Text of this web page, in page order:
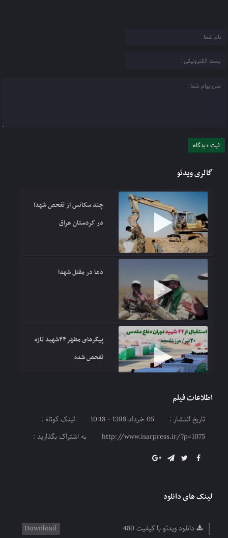
گالری ویدئو
چند سکانس از تفحص شهدا
در کردستان عراق
دعا در مقتل شهدا
پیکرهای مطهر ۴۴شهید تازه
تفحص شده
اطلاعات فیلم
تاریخ انتشار : 05 خرداد 1398 - 10:18
لینک کوتاه :
http://www.isarpress.ir/?p=1075
به اشتراک بگذارید :
لینک های دانلود
دانلود ویدئو با کیفیت 480 Download